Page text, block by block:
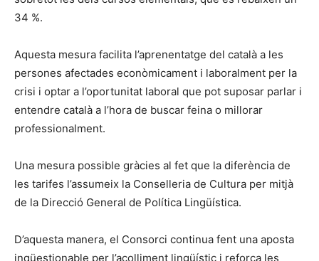
34 %.
Aquesta mesura facilita l’aprenentatge del català a les
persones afectades econòmicament i laboralment per la
crisi i optar a l’oportunitat laboral que pot suposar parlar i
entendre català a l’hora de buscar feina o millorar
professionalment.
Una mesura possible gràcies al fet que la diferència de
les tarifes l’assumeix la Conselleria de Cultura per mitjà
de la Direcció General de Política Lingüística.
D’aquesta manera, el Consorci continua fent una aposta
inqüestionable per l’acolliment lingüístic i reforça les